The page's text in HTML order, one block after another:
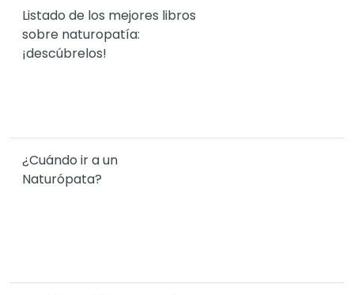
Listado de los mejores libros
sobre naturopatía:
¡descúbrelos!
¿Cuándo ir a un
Naturópata?